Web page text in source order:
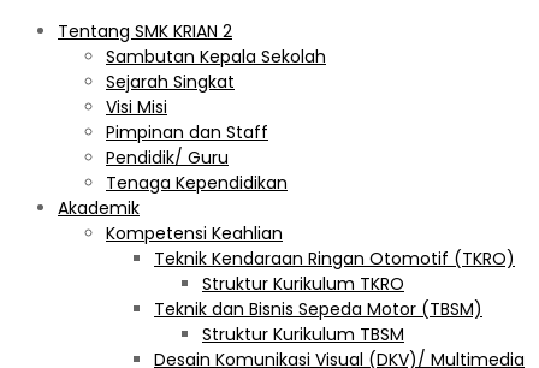
Tentang SMK KRIAN 2
Sambutan Kepala Sekolah
Sejarah Singkat
Visi Misi
Pimpinan dan Staff
Pendidik/ Guru
Tenaga Kependidikan
Akademik
Kompetensi Keahlian
Teknik Kendaraan Ringan Otomotif (TKRO)
Struktur Kurikulum TKRO
Teknik dan Bisnis Sepeda Motor (TBSM)
Struktur Kurikulum TBSM
Desain Komunikasi Visual (DKV)/ Multimedia